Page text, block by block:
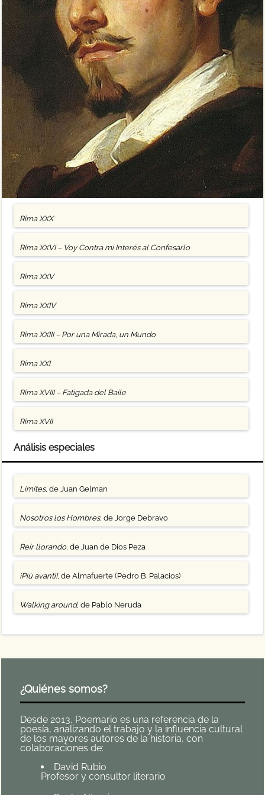
Rima XXX
Rima XXVI – Voy Contra mi Interés al Confesarlo
Rima XXV
Rima XXIV
Rima XXIII – Por una Mirada, un Mundo
Rima XXI
Rima XVIII – Fatigada del Baile
Rima XVII
Análisis especiales
Límites, de Juan Gelman
Nosotros los Hombres, de Jorge Debravo
Reír llorando, de Juan de Dios Peza
¡Più avanti!, de Almafuerte (Pedro B. Palacios)
Walking around, de Pablo Neruda
¿Quiénes somos?
Desde 2013, Poemario es una referencia de la
poesía, analizando el trabajo y la influencia cultural
de los mayores autores de la historia, con
colaboraciones de:
David Rubio
Profesor y consultor literario